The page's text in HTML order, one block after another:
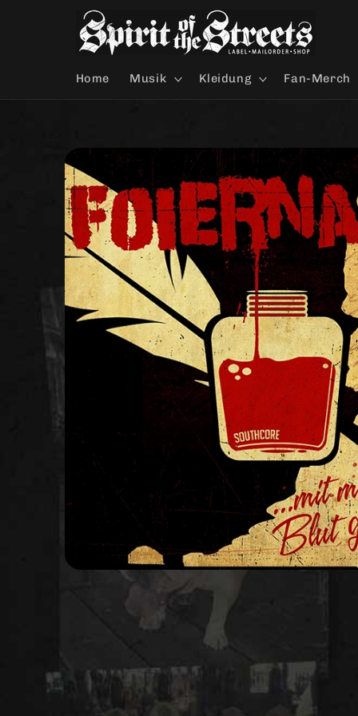
Home Musik Kleidung Fan-Merch
Produktinformationen
springen